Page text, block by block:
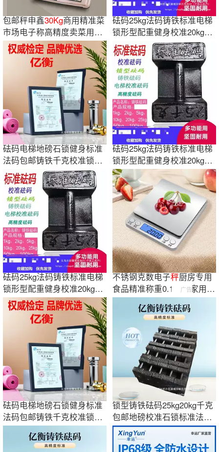
包邮秤申鑫30Kg商用精准菜
市场电子称高精度卖菜用水
果批发电子秤
砝码25kg法码铸铁标准电梯
锁形型配重健身校准20kg千
克吨公斤压铁
砝码电梯地磅石锁健身标准
法码包邮铸铁千克校准锁型
20kg25kg配重
砝码25kg法码铸铁标准电梯
锁形型配重健身校准20kg千
克吨公垒德株
砝码25kg法码铸铁标准电梯
锁形型配重健身校准20kg千
克吨公斤压铁
不锈钢克数电子秤厨房专用
食品精准称重0.1克秤家用充
电3KG食物称
广告
砝码电梯地磅石锁健身标准
法码包邮铸铁千克校准锁型
20kg25kg配重
锁型铸铁砝码25kg20kg千克
包邮地磅校准石锁标准法码
电梯配重健身